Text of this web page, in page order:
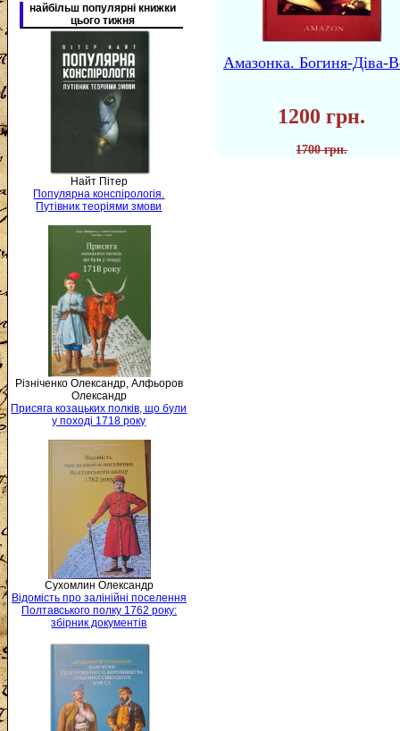
найбільш популярні книжки
цього тижня
Найт Пітер
Популярна конспірологія.
Путівник теоріями змови
Різніченко Олександр, Алфьоров
Олександр
Присяга козацьких полків, що були
у поході 1718 року
Сухомлин Олександр
Відомість про залінійні поселення
Полтавського полку 1762 року:
збірник документів
Амазонка. Богиня-Діва-
1200 грн.
1700 грн.